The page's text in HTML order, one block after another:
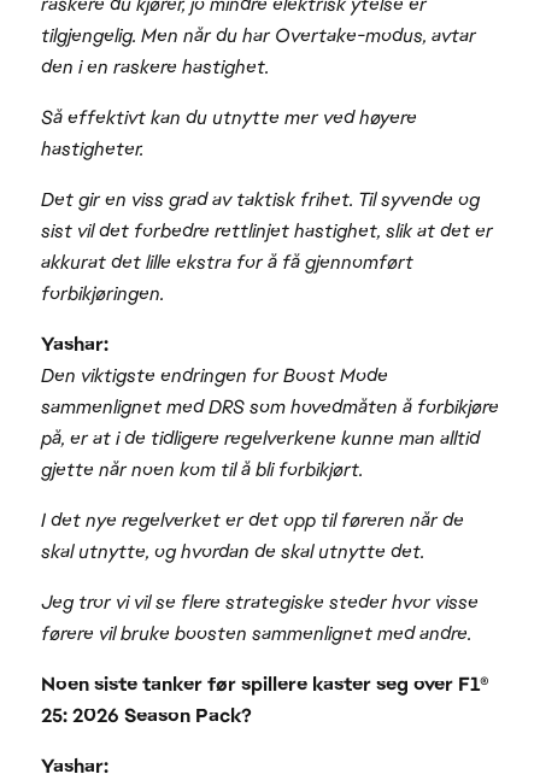
tilgjengelig. Men når du har Overtake-modus, avtar
den i en raskere hastighet.
Så effektivt kan du utnytte mer ved høyere
hastigheter.
Det gir en viss grad av taktisk frihet. Til syvende og
sist vil det forbedre rettlinjet hastighet, slik at det er
akkurat det lille ekstra for å få gjennomført
forbikjøringen.
Yashar:
Den viktigste endringen for Boost Mode
sammenlignet med DRS som hovedmåten å forbikjøre
på, er at i de tidligere regelverkene kunne man alltid
gjette når noen kom til å bli forbikjørt.
I det nye regelverket er det opp til føreren når de
skal utnytte, og hvordan de skal utnytte det.
Jeg tror vi vil se flere strategiske steder hvor visse
førere vil bruke boosten sammenlignet med andre.
Noen siste tanker før spillere kaster seg over F1®
25: 2026 Season Pack?
Yashar: